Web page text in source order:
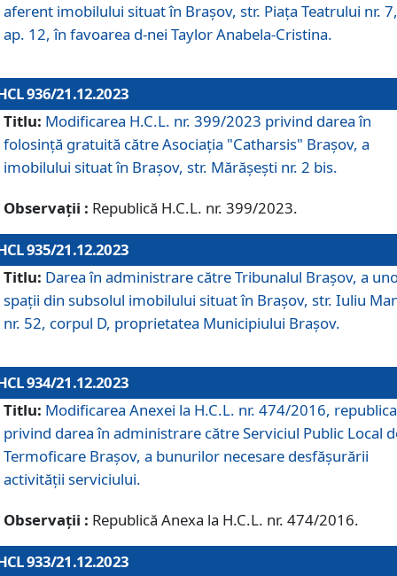
aferent imobilului situat în Brașov, str. Piața Teatrului nr. 7,
ap. 12, în favoarea d-nei Taylor Anabela-Cristina.
936/21.12.2023
Titlu: Modificarea H.C.L. nr. 399/2023 privind darea în
folosinţă gratuită către Asociaţia "Catharsis" Brașov, a
imobilului situat în Braşov, str. Mărăşeşti nr. 2 bis.
Observații : Republică H.C.L. nr. 399/2023.
935/21.12.2023
Titlu: Darea în administrare către Tribunalul Brașov, a
spații din subsolul imobilului situat în Brașov, str. Iuliu
nr. 52, corpul D, proprietatea Municipiului Brașov.
934/21.12.2023
Titlu: Modificarea Anexei la H.C.L. nr. 474/2016,
privind darea în administrare către Serviciul Public Local
Termoficare Braşov, a bunurilor necesare desfăşurării
activităţii serviciului.
Observații : Republică Anexa la H.C.L. nr. 474/2016.
933/21.12.2023